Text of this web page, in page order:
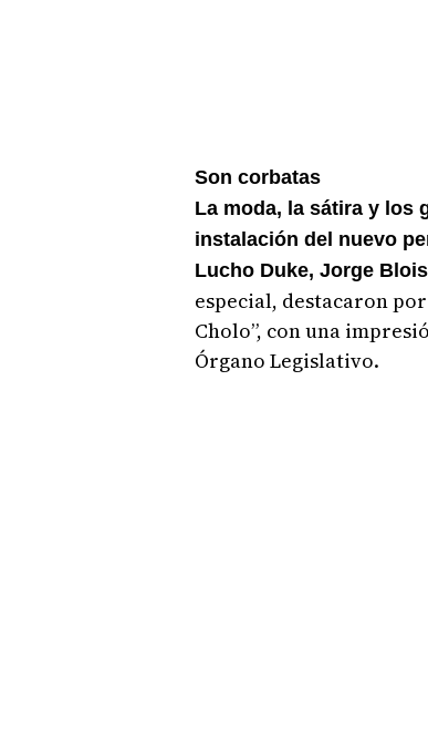
Son corbatas
La moda, la sátira y los
instalación del nuevo
Lucho Duke, Jorge
especial, destacaron
Cholo”, con una
Órgano Legislativo.